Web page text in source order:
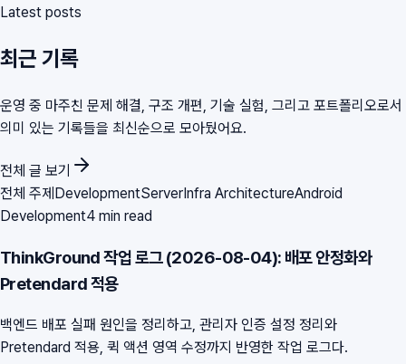
Latest posts
최근 기록
운영 중 마주친 문제 해결, 구조 개편, 기술 실험, 그리고 포트폴리오로서
의미 있는 기록들을 최신순으로 모아뒀어요.
전체 글 보기
전체 주제DevelopmentServerInfra ArchitectureAndroid
Development4 min read
ThinkGround 작업 로그 (2026-08-04): 배포 안정화와
Pretendard 적용
백엔드 배포 실패 원인을 정리하고, 관리자 인증 설정 정리와
Pretendard 적용, 퀵 액션 영역 수정까지 반영한 작업 로그다.